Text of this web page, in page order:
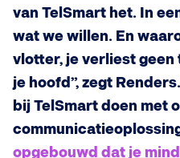
van TelSmart het. In
wat we willen. En
vlotter, je verliest
je hoofd”, zegt
bij TelSmart doen met
opgebouwd dat je